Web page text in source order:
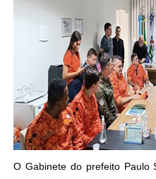
O Gabinete do prefeito Paulo